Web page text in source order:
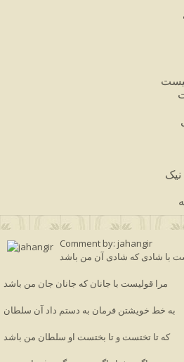
Comment by: jahangir
با شادی که شادی آن من باشد
مرا قولیست با جانان که جانان جان من باشد
به خط خویشتن فرمان به دستم داد آن سلطان
که تا تختست و تا بختست او سلطان من باشد